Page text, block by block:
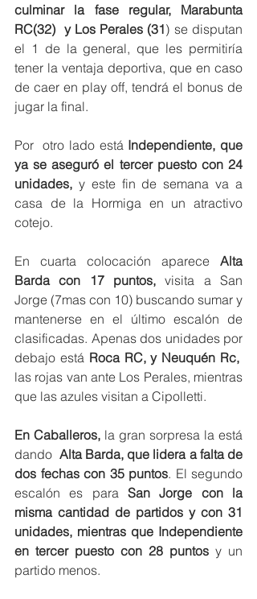
culminar la fase regular, Marabunta
RC(32)  y Los Perales (31) se disputan
el 1 de la general, que les permitiría
tener la ventaja deportiva, que en caso
de caer en play off, tendrá el bonus de
jugar la final.
Por  otro lado está Independiente, que
ya se aseguró el tercer puesto con 24
unidades, y este fin de semana va a
casa de la Hormiga en un atractivo
cotejo.
En cuarta colocación aparece Alta
Barda con 17 puntos, visita a San
Jorge (7mas con 10) buscando sumar y
mantenerse en el último escalón de
clasificadas. Apenas dos unidades por
debajo está Roca RC, y Neuquén Rc,
las rojas van ante Los Perales, mientras
que las azules visitan a Cipolletti.
En Caballeros, la gran sorpresa la está
dando Alta Barda, que lidera a falta de
dos fechas con 35 puntos. El segundo
escalón es para San Jorge con la
misma cantidad de partidos y con 31
unidades, mientras que Independiente
en tercer puesto con 28 puntos y un
partido menos.